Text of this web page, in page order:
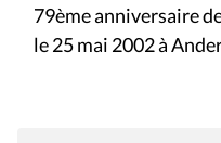
79ème anniversaire
le 25 mai 2002 à